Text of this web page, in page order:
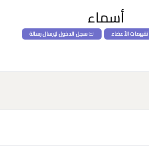
أسماء
تقييمات الأعضاء سجل الدخول لإرسال رسالة